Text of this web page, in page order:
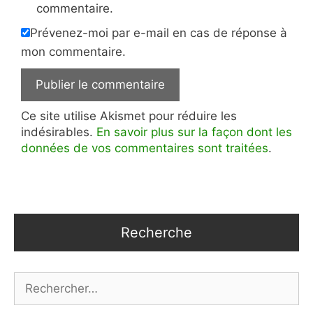
commentaire.
Prévenez-moi par e-mail en cas de réponse à
mon commentaire.
Ce site utilise Akismet pour réduire les
indésirables. En savoir plus sur la façon dont les
données de vos commentaires sont traitées.
Recherche